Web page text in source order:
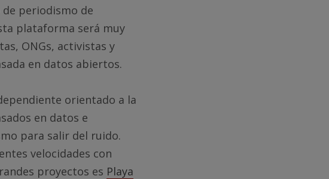
periodismo de
plataforma será muy
ONGs, activistas y
en datos abiertos.
orientado a la
en datos e
para salir del ruido.
velocidades con
proyectos es Playa